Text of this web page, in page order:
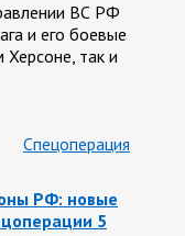
ВС РФ
и его боевые
Херсоне, так и
Спецоперация
РФ: новые
5